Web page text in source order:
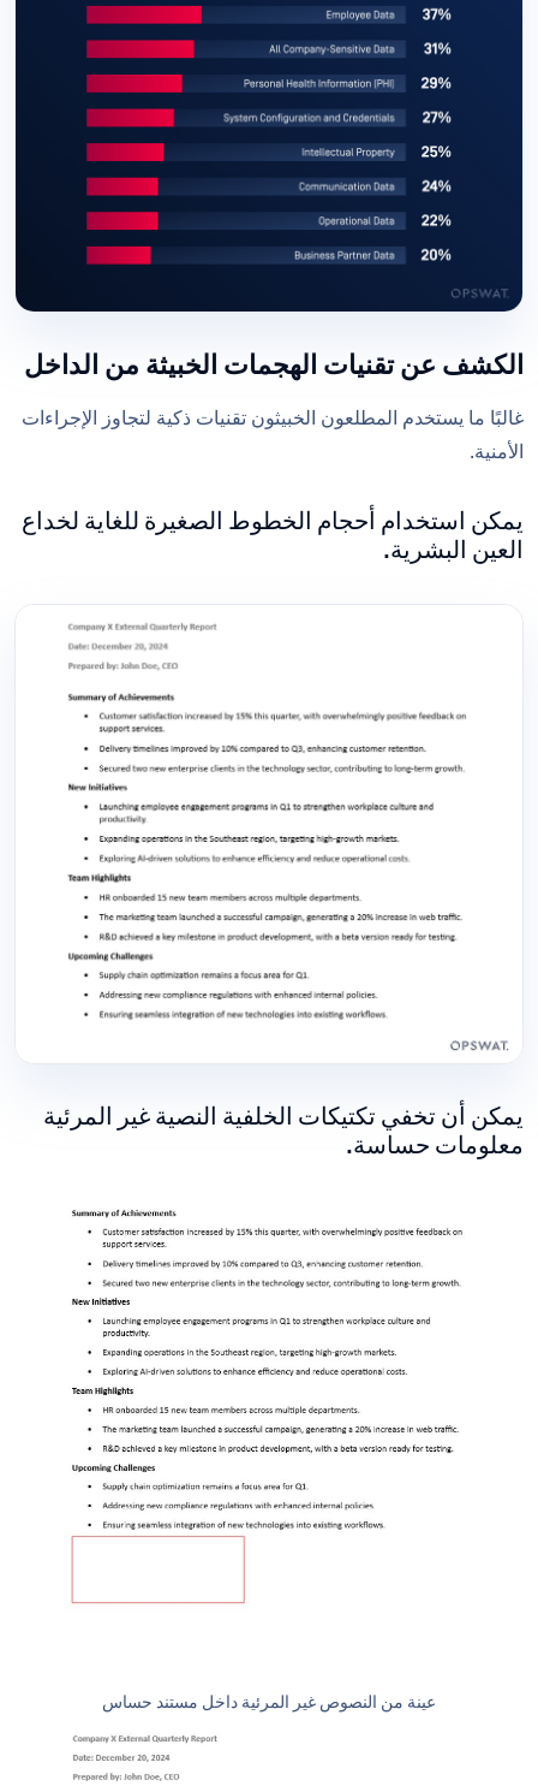
الكشف عن تقنيات الهجمات الخبيثة من الداخل
غالبًا ما يستخدم المطلعون الخبيثون تقنيات ذكية لتجاوز الإجراءات
الأمنية.
يمكن استخدام أحجام الخطوط الصغيرة للغاية لخداع
العين البشرية.
يمكن أن تخفي تكتيكات الخلفية النصية غير المرئية
معلومات حساسة.
عينة من النصوص غير المرئية داخل مستند حساس